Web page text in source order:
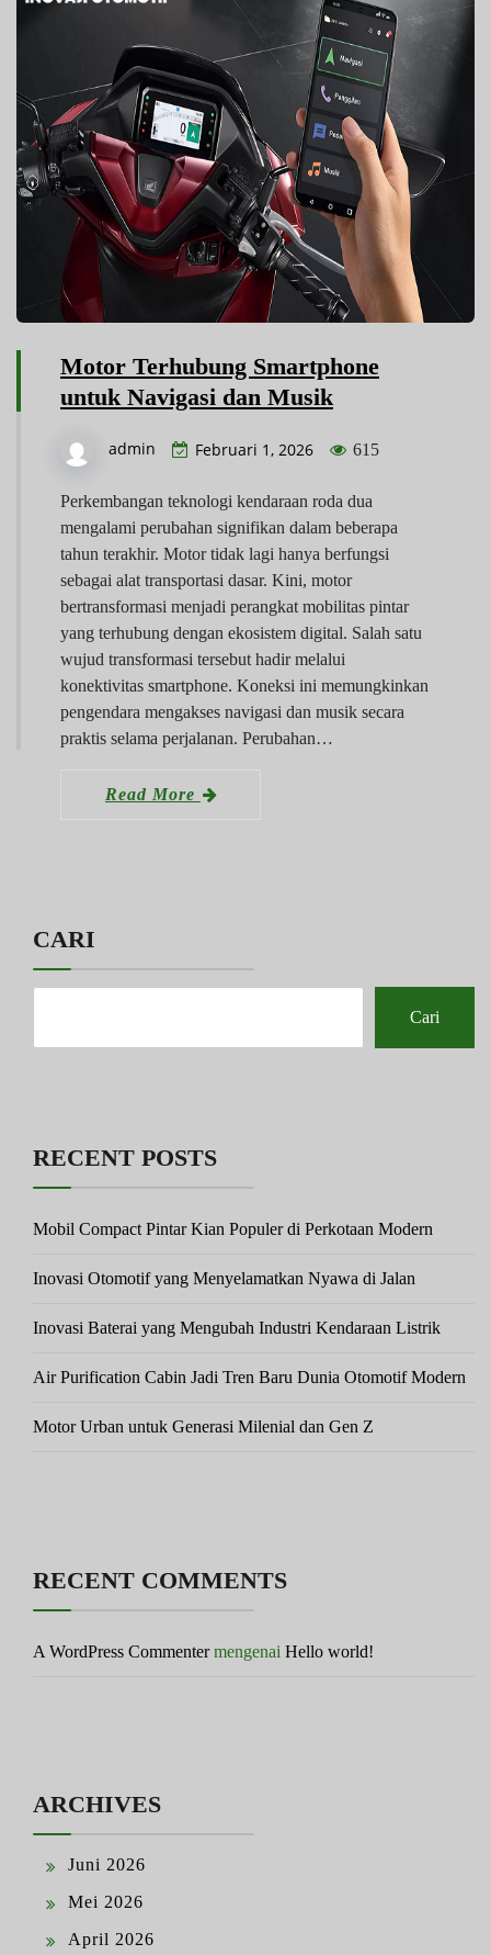
Motor Terhubung Smartphone
untuk Navigasi dan Musik
admin Februari 1, 2026 615
Perkembangan teknologi kendaraan roda dua
mengalami perubahan signifikan dalam beberapa
tahun terakhir. Motor tidak lagi hanya berfungsi
sebagai alat transportasi dasar. Kini, motor
bertransformasi menjadi perangkat mobilitas pintar
yang terhubung dengan ekosistem digital. Salah satu
wujud transformasi tersebut hadir melalui
konektivitas smartphone. Koneksi ini memungkinkan
pengendara mengakses navigasi dan musik secara
praktis selama perjalanan. Perubahan…
Read More
CARI
Cari
RECENT POSTS
Mobil Compact Pintar Kian Populer di Perkotaan Modern
Inovasi Otomotif yang Menyelamatkan Nyawa di Jalan
Inovasi Baterai yang Mengubah Industri Kendaraan Listrik
Air Purification Cabin Jadi Tren Baru Dunia Otomotif Modern
Motor Urban untuk Generasi Milenial dan Gen Z
RECENT COMMENTS
A WordPress Commentermengenai Hello world!
ARCHIVES
Juni 2026
Mei 2026
April 2026